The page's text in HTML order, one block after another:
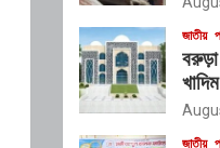
জাতীয়
শেষ
জাতীয়